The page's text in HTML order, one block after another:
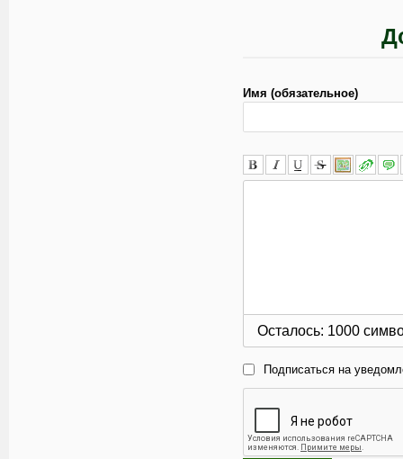
Имя (обязательное)
Осталось: 1000
Подписаться на